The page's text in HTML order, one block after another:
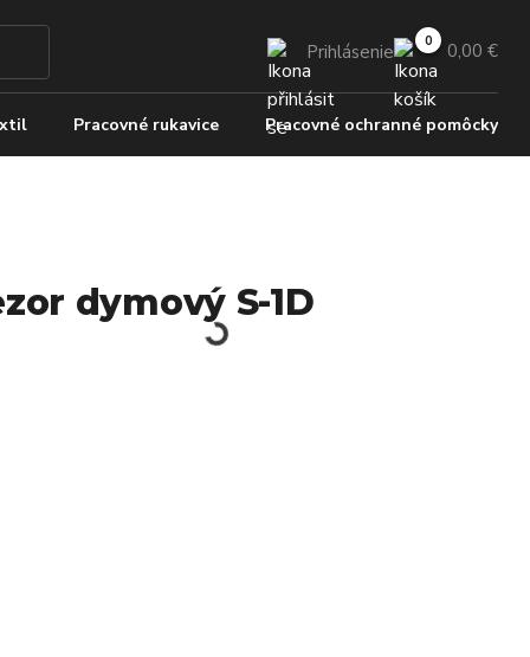
Prihlásenie 0,00 €
Pracovné rukavice Pracovné ochranné pomôcky
dymový S-1D